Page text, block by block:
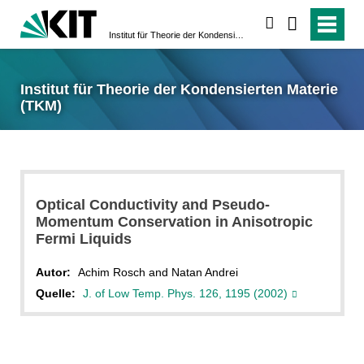
Institut für Theorie der Kondensierten Materie
(TKM)
Optical Conductivity and Pseudo-
Momentum Conservation in Anisotropic
Fermi Liquids
Autor:
Achim Rosch and Natan Andrei
Quelle:
J. of Low Temp. Phys. 126, 1195 (2002)